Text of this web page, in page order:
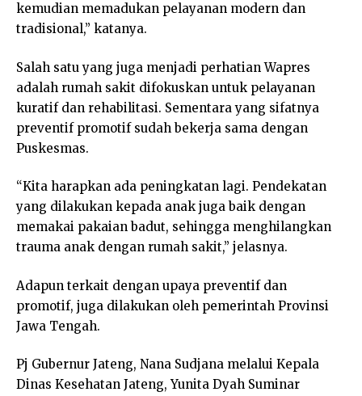
kemudian memadukan pelayanan modern dan
tradisional,” katanya.
Salah satu yang juga menjadi perhatian Wapres
adalah rumah sakit difokuskan untuk pelayanan
kuratif dan rehabilitasi. Sementara yang sifatnya
preventif promotif sudah bekerja sama dengan
Puskesmas.
“Kita harapkan ada peningkatan lagi. Pendekatan
yang dilakukan kepada anak juga baik dengan
memakai pakaian badut, sehingga menghilangkan
trauma anak dengan rumah sakit,” jelasnya.
Adapun terkait dengan upaya preventif dan
promotif, juga dilakukan oleh pemerintah Provinsi
Jawa Tengah.
Pj Gubernur Jateng, Nana Sudjana melalui Kepala
Dinas Kesehatan Jateng, Yunita Dyah Suminar